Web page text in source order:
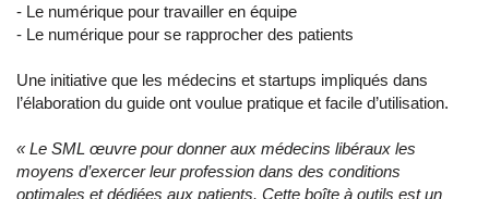
- Le numérique pour travailler en équipe
- Le numérique pour se rapprocher des patients
Une initiative que les médecins et startups impliqués dans
l’élaboration du guide ont voulue pratique et facile d’utilisation.
« Le SML œuvre pour donner aux médecins libéraux les
moyens d’exercer leur profession dans des conditions
optimales et dédiées aux patients. Cette boîte à outils est un